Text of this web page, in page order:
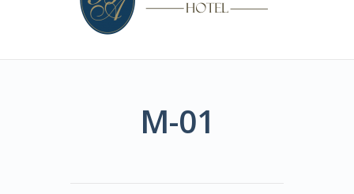
M-01